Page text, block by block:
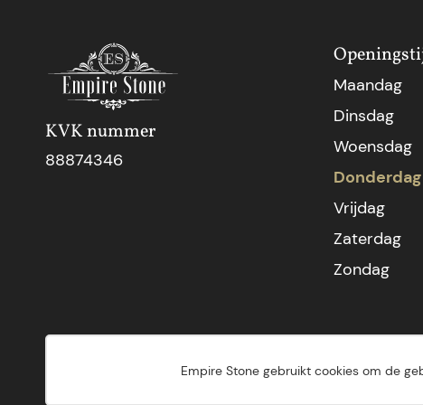
KVK nummer
88874346
Maandag
Dinsdag
Woensdag
Donderdag
Vrijdag
Zaterdag
Zondag
2026© Empire StoneEmpire Stone gebruikt cookies om de